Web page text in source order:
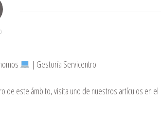
| Gestoría Servicentro
este ámbito, visita uno de nuestros artículos en el